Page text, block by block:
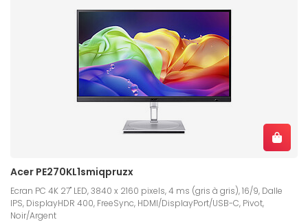
Acer PE270KL1smiqpruzx
Ecran PC 4K 27" LED, 3840 x 2160 pixels, 4 ms (gris à gris), 16/9, Dalle
IPS, DisplayHDR 400, FreeSync, HDMI/DisplayPort/USB-C, Pivot,
Noir/Argent